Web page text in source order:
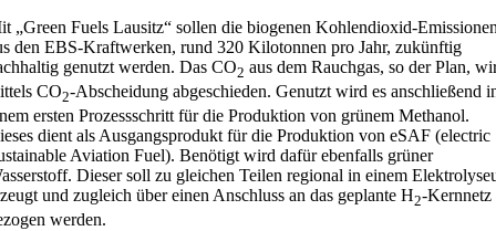
„Green Fuels Lausitz“ sollen die biogenen Kohlendioxid-
den EBS-Kraftwerken, rund 320 Kilotonnen pro Jahr, zukünftig
genutzt werden. Das CO2 aus dem Rauchgas, so der Plan,
CO2-Abscheidung abgeschieden. Genutzt wird es anschließend
ersten Prozessschritt für die Produktion von grünem Methanol.
dient als Ausgangsprodukt für die Produktion von eSAF (electric
Aviation Fuel). Benötigt wird dafür ebenfalls grüner
Dieser soll zu gleichen Teilen regional in einem
und zugleich über einen Anschluss an das geplante H2-Kernnetz
werden.